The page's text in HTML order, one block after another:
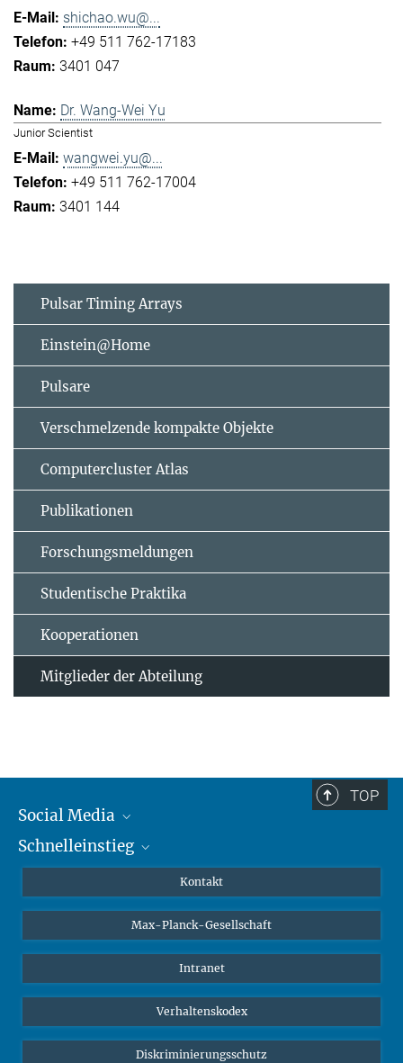
shichao.wu@...
+49 511 762-17183
3401 047
Dr. Wang-Wei Yu
Junior Scientist
wangwei.yu@...
+49 511 762-17004
3401 144
Pulsar Timing Arrays
Einstein@Home
Pulsare
Verschmelzende kompakte Objekte
Computercluster Atlas
Publikationen
Forschungsmeldungen
Studentische Praktika
Kooperationen
Mitglieder der Abteilung
TOP
Social Media
Mastodon
Schnelleinstieg
Studierende
Schüler*innen
Öffentlichkeit
Alumnae | Alumni
Kontakt
Max-Planck-Gesellschaft
Intranet
Verhaltenskodex
Diskriminierungsschutz